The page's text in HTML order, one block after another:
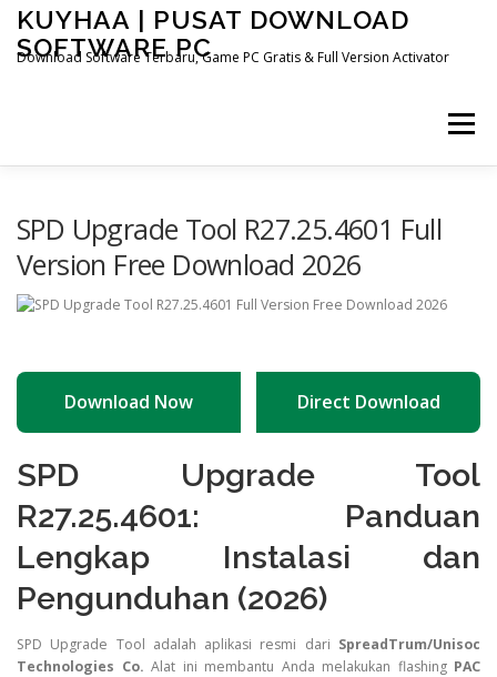
Skip
content
KUYHAA | PUSAT DOWNLOAD
SOFTWARE PC
Download Software Terbaru, Game PC Gratis & Full Version Activator
Menu
SPD Upgrade Tool R27.25.4601 Full
Version Free Download 2026
Download Now Direct Download
SPD Upgrade Tool
R27.25.4601: Panduan
Lengkap Instalasi dan
Pengunduhan (2026)
SPD Upgrade Tool adalah aplikasi resmi dari SpreadTrum/Unisoc
Technologies Co. Alat ini membantu Anda melakukan flashing PAC